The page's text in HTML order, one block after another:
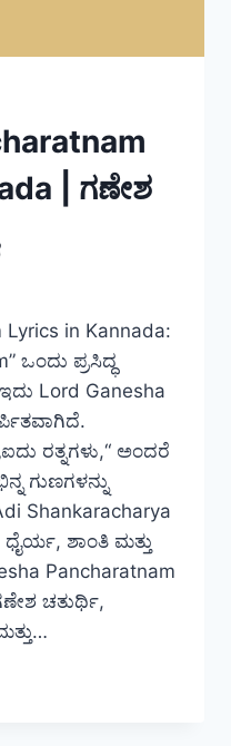
| ಗಣೇಶ
Lyrics in Kannada:
ಒಂದು ಪ್ರಸಿದ್ಧ
Lord Ganesha
ರತ್ನಗಳು,“ ಅಂದರೆ
ಗುಣಗಳನ್ನು
Shankaracharya
ಶಾಂತಿ ಮತ್ತು
Pancharatnam
ಚತುರ್ಥಿ,